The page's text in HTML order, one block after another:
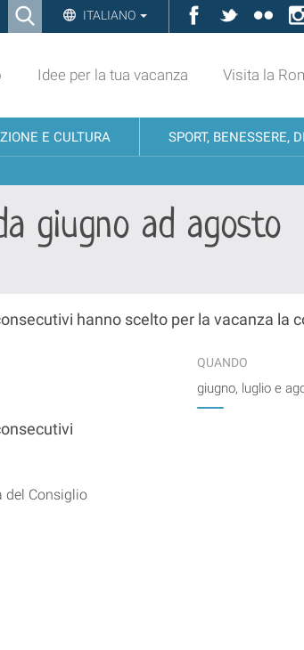
Ricerca ITALIANO Facebook
Twitter
Idee per la tua vacanza Visita la
E CULTURA SPORT, BENESSERE,
giugno ad agosto
hanno scelto per la vacanza la
del Consiglio
QUANDO
giugno, luglio e